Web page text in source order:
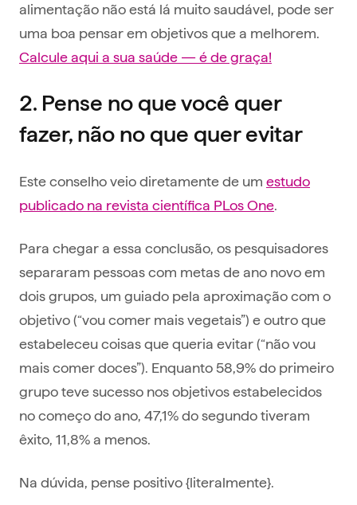
alimentação não está lá muito saudável, pode ser
uma boa pensar em objetivos que a melhorem.
Calcule aqui a sua saúde — é de graça!
2. Pense no que você quer
fazer, não no que quer evitar
Este conselho veio diretamente de um estudo
publicado na revista científica PLosOne.
Para chegar a essa conclusão, os pesquisadores
separaram pessoas com metas de ano novo em
dois grupos, um guiado pela aproximação com o
objetivo (“vou comer mais vegetais”) e outro que
estabeleceu coisas que queria evitar (“não vou
mais comer doces”). Enquanto 58,9% do primeiro
grupo teve sucesso nos objetivos estabelecidos
no começo do ano, 47,1% do segundo tiveram
êxito, 11,8% a menos.
Na dúvida, pense positivo {literalmente}.